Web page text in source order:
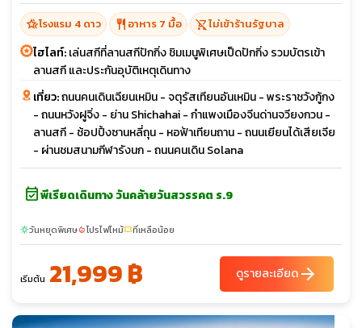
hotel_classโรงแรม 4 ดาว restaurant อาหาร 7 มื้อ shopping_cart_offไม่เข้าร้านรัฐบาล
ไฮไลท์:เล่นสกีที่ลานสกีปักกิ่ง ชิมเมนูพิเศษเป็ดปักกิ่ง รวมบัตรเข้า
ลานสกี และประกันอุบัติเหตุเดินทาง
เที่ยว:ถนนคนเดินเฉียนเหมิน - จตุรัสเทียนอันเหมิน - พระราชวังกู้กง
- ถนนหวังฝูจิ่ง - ย่าน Shichahai - กำแพงเมืองจีนด่านจวียงกวน -
ลานสกี - ช้อปปิ้งซานหลี่ถุน - หอฟ้าเทียนถาน - ถนนเยียนได้เสียเจีย
- ผ่านชมสนามกีฬารังนก - ถนนคนเดิน Solana
event_availableพีเรียดเดินทาง วันคล้ายวันสวรรคต ร.9
sunnyวันหยุดพิเศษlocal_fire_departmentโปรไฟไหม้confirmation_numberที่เหลือน้อย
เริ่มต้น 21,999 ฿ ดูรายละเอียดarrow_forward